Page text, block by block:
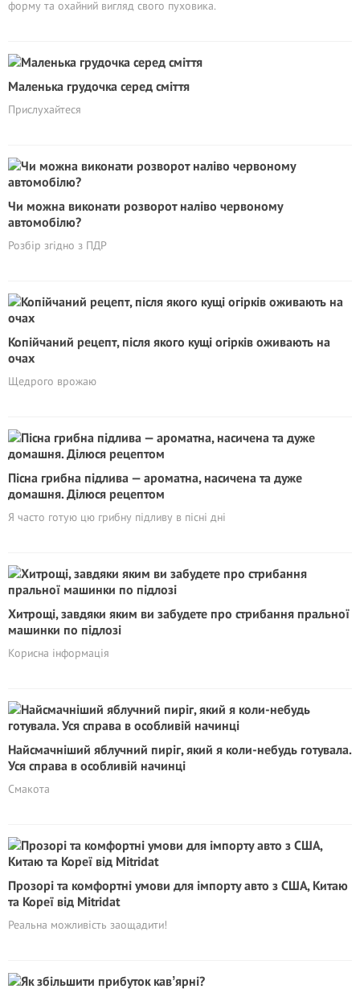
форму та охайний вигляд свого пуховика.
Маленька грудочка серед сміття
Прислухайтеся
Чи можна виконати розворот наліво червоному
автомобілю?
Розбір згідно з ПДР
Копійчаний рецепт, після якого кущі огірків оживають на
очах
Щедрого врожаю
Пісна грибна підлива — ароматна, насичена та дуже
домашня. Ділюся рецептом
Я часто готую цю грибну підливу в пісні дні
Хитрощі, завдяки яким ви забудете про стрибання пральної
машинки по підлозі
Корисна інформація
Найсмачніший яблучний пиріг, який я коли-небудь готувала.
Уся справа в особливій начинці
Смакота
Прозорі та комфортні умови для імпорту авто з США, Китаю
та Кореї від Mitridat
Реальна можливість заощадити!